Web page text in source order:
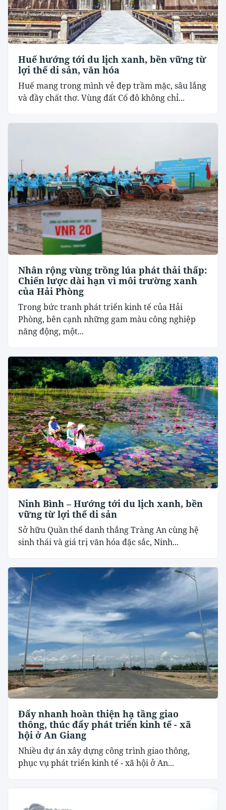
Huế hướng tới du lịch xanh, bền vững từ
lợi thế di sản, văn hóa
Huế mang trong mình vẻ đẹp trầm mặc, sâu lắng
và đầy chất thơ. Vùng đất Cố đô không chỉ...
Nhân rộng vùng trồng lúa phát thải thấp:
Chiến lược dài hạn vì môi trường xanh
của Hải Phòng
Trong bức tranh phát triển kinh tế của Hải
Phòng, bên cạnh những gam màu công nghiệp
năng động, một...
Ninh Bình – Hướng tới du lịch xanh, bền
vững từ lợi thế di sản
Sở hữu Quần thể danh thắng Tràng An cùng hệ
sinh thái và giá trị văn hóa đặc sắc, Ninh...
Đẩy nhanh hoàn thiện hạ tầng giao
thông, thúc đẩy phát triển kinh tế - xã
hội ở An Giang
Nhiều dự án xây dựng công trình giao thông,
phục vụ phát triển kinh tế - xã hội ở An...